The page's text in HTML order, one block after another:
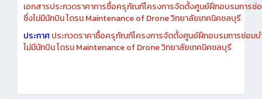
เอกสารประกวดราคาการซื้อครุภัณฑ์โครงการจัดตั้งศูนย์ฝึกอบรมการซ่
ซึ่งไม่มีนักบิน โดรน Maintenance of Drone วิทยาลัยเทคนิคชลบุรี
ประกาศประกวดราคาซื้อครุภัณฑ์โครงการจัดตั้งศูนย์ฝึกอบรมการซ่อมบ
ไม่มีนักบิน โดรน Maintenance of Drone วิทยาลัยเทคนิคชลบุรี